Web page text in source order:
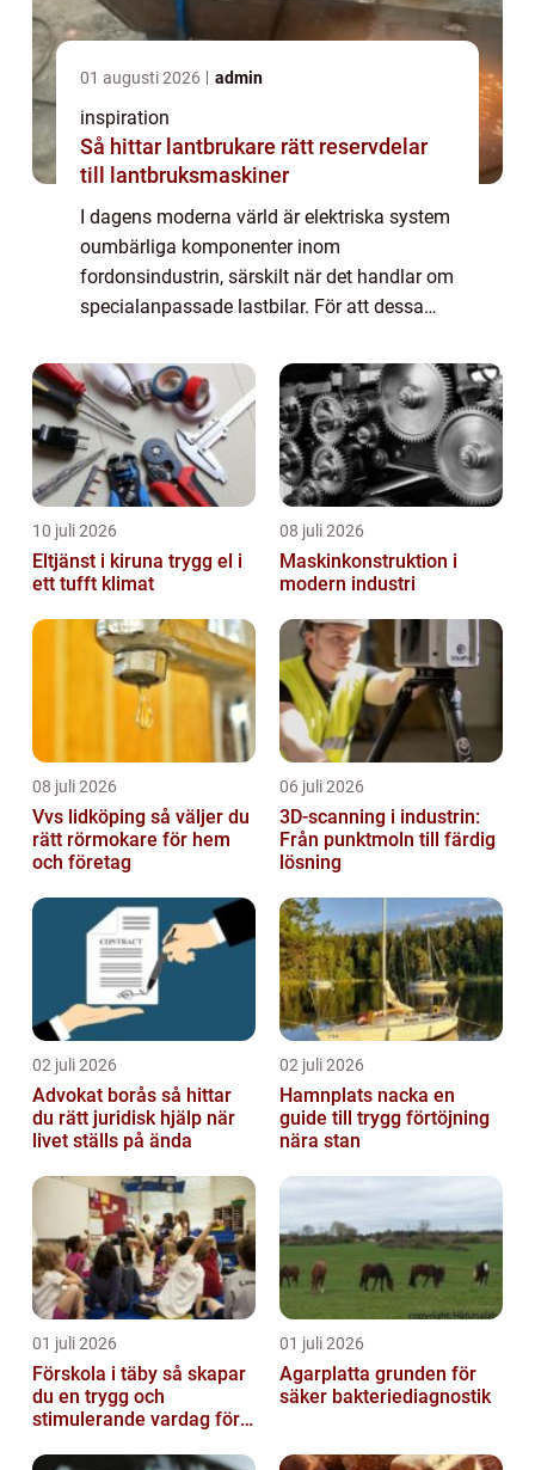
01 augusti 2026 admin
inspiration
Så hittar lantbrukare rätt reservdelar
till lantbruksmaskiner
I dagens moderna värld är elektriska system
oumbärliga komponenter inom
fordonsindustrin, särskilt när det handlar om
specialanpassade lastbilar. För att dessa
noggrann och exakt...
10 juli 2026
Eltjänst i kiruna trygg el i
ett tufft klimat
08 juli 2026
Maskinkonstruktion i
modern industri
08 juli 2026
Vvs lidköping så väljer du
rätt rörmokare för hem
och företag
06 juli 2026
3D-scanning i industrin:
Från punktmoln till färdig
lösning
02 juli 2026
Advokat borås så hittar
du rätt juridisk hjälp när
livet ställs på ända
02 juli 2026
Hamnplats nacka en
guide till trygg förtöjning
nära stan
01 juli 2026
Förskola i täby så skapar
du en trygg och
stimulerande vardag för
01 juli 2026
Agarplatta grunden för
säker bakteriediagnostik